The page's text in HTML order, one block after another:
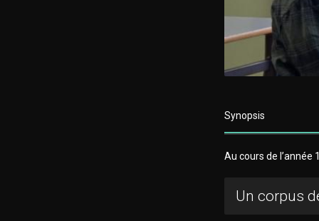
Synopsis
Au cours de l’année
Un corpus